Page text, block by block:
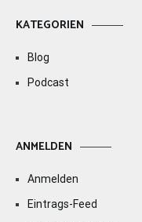
KATEGORIEN
Blog
Podcast
ANMELDEN
Anmelden
Eintrags-Feed